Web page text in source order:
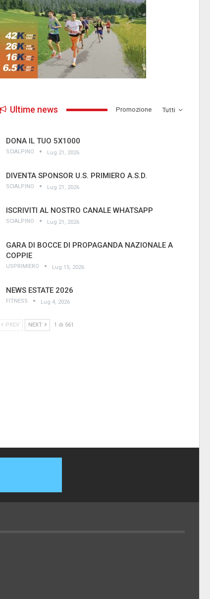
Tutti
Ultime news ­Promozione
DONA IL TUO 5X1000
SCIALPINO Lug 21, 2026
DIVENTA SPONSOR U.S. PRIMIERO A.S.D.
SCIALPINO Lug 21, 2026
ISCRIVITI AL NOSTRO CANALE WHATSAPP
SCIALPINO Lug 21, 2026
GARA DI BOCCE DI PROPAGANDA NAZIONALE A
COPPIE
USPRIMIERO Lug 15, 2026
NEWS ESTATE 2026
FITNESS Lug 4, 2026
PREV NEXT 1 di 561